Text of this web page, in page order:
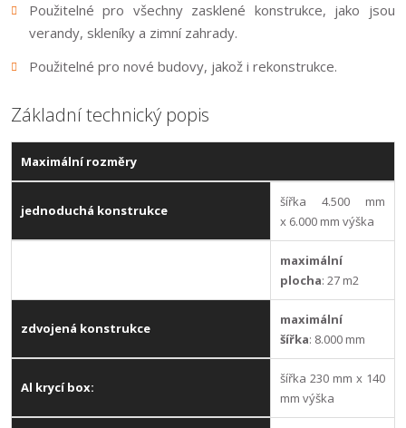
Použitelné pro všechny zasklené konstrukce, jako jsou
verandy, skleníky a zimní zahrady.
Použitelné pro nové budovy, jakož i rekonstrukce.
Základní technický popis
Maximální rozměry
jednoduchá konstrukce
šířka 4.500 mm
x 6.000 mm výška
maximální
plocha: 27 m2
zdvojená konstrukce
maximální
šířka: 8.000 mm
Al krycí box:
šířka 230 mm x 140
mm výška